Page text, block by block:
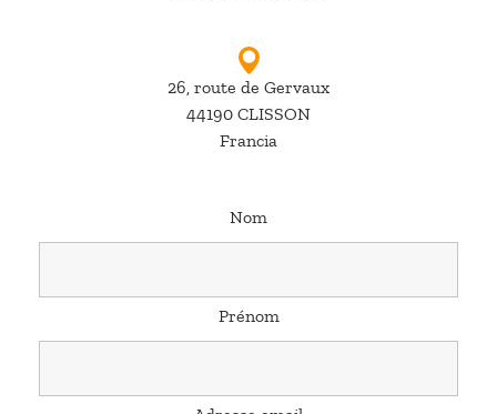
26, route de Gervaux
44190 CLISSON
Francia
Nom
Prénom